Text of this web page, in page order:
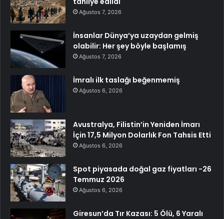
Ağustos 7, 2026
İnsanlar Dünya’ya uzaydan gelmiş
olabilir: Her şey böyle başlamış
Ağustos 7, 2026
İmralı ilk taslağı beğenmemiş
Ağustos 6, 2026
Avustralya, Filistin’in Yeniden İmarı
İçin 17,5 Milyon Dolarlık Fon Tahsis Etti
Ağustos 6, 2026
Spot piyasada doğal gaz fiyatları -26
Temmuz 2026
Ağustos 6, 2026
Giresun’da Tır Kazası: 5 Ölü, 6 Yaralı